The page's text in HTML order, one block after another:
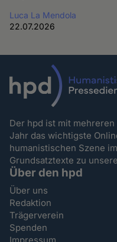
Luca La Mendola
22.07.2026
Der hpd ist mit
Jahr das wichtigste
humanistischen Szene
Grundsatztexte zu
Über den hpd
Über uns
Redaktion
Trägerverein
Spenden